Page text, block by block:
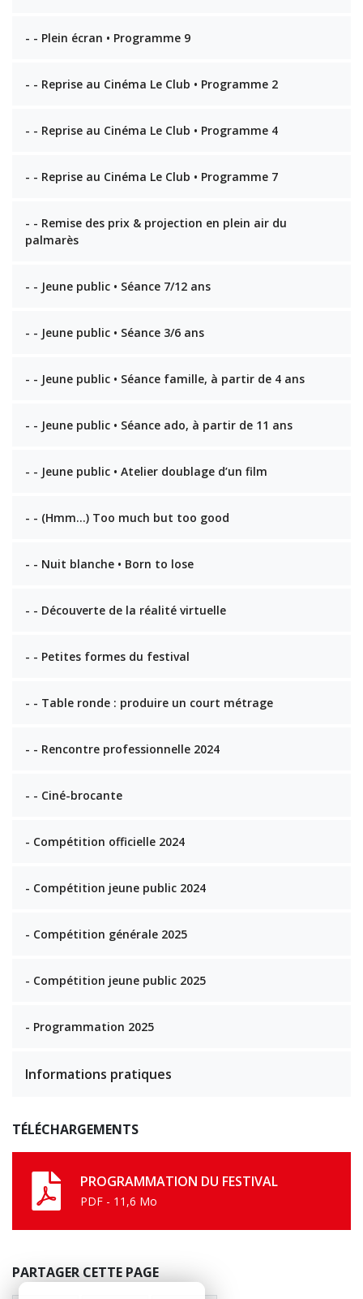
- - Plein écran • Programme 9
- - Reprise au Cinéma Le Club • Programme 2
- - Reprise au Cinéma Le Club • Programme 4
- - Reprise au Cinéma Le Club • Programme 7
- - Remise des prix & projection en plein air du
palmarès
- - Jeune public • Séance 7/12 ans
- - Jeune public • Séance 3/6 ans
- - Jeune public • Séance famille, à partir de 4 ans
- - Jeune public • Séance ado, à partir de 11 ans
- - Jeune public • Atelier doublage d’un film
- - (Hmm…) Too much but too good
- - Nuit blanche • Born to lose
- - Découverte de la réalité virtuelle
- - Petites formes du festival
- - Table ronde : produire un court métrage
- - Rencontre professionnelle 2024
- - Ciné-brocante
- Compétition officielle 2024
- Compétition jeune public 2024
- Compétition générale 2025
- Compétition jeune public 2025
- Programmation 2025
Informations pratiques
TÉLÉCHARGEMENTS
PROGRAMMATION DU FESTIVAL
PDF - 11,6 Mo
PARTAGER CETTE PAGE